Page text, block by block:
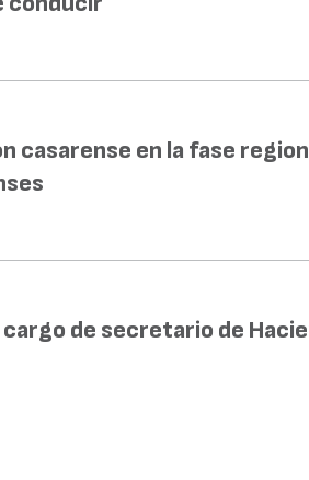
casarense en la fase
de secretario de